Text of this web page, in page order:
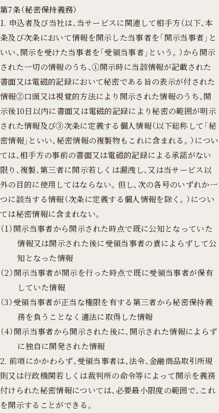
第7条（秘密保持義務）
1. 申込者及び当社は、当サービスに関連して相手方（以下、本
条及び次条において情報を開示した当事者を「開示当事者」と
いい、開示を受けた当事者を「受領当事者」という。）から開示
された一切の情報のうち、①開示時に当該情報が記載された
書面又は電磁的記録において秘密である旨の表示が付された
情報②口頭又は視覚的方法により開示された情報のうち、開
示後10日以内に書面又は電磁的記録により秘密の範囲が明示
された情報及び③次条に定義する個人情報（以下総称して「秘
密情報」といい、秘密情報の複製物もこれに含まれる。）につい
ては、相手方の事前の書面又は電磁的記録による承諾がない
限り、複製、第三者に開示若しくは漏洩し、又は当サービス以
外の目的に使用してはならない。但し、次の各号のいずれか一
つに該当する情報（次条に定義する個人情報を除く。）につい
ては秘密情報に含まれない。
（1）開示当事者から開示された時点で既に公知となっていた
情報又は開示された後に受領当事者の責によらずして公
知となった情報
（2）開示当事者が開示を行った時点で既に受領当事者が保有
していた情報
（3）受領当事者が正当な権限を有する第三者から秘密保持義
務を負うことなく適法に取得した情報
（4）開示当事者から開示された後に、開示された情報によらず
に独自に開発された情報
2. 前項にかかわらず、受領当事者は、法令、金融商品取引所規
則又は行政機関若しくは裁判所の命令等によって開示を義務
付けられた秘密情報については、必要最小限度の範囲で、これ
を開示することができる。